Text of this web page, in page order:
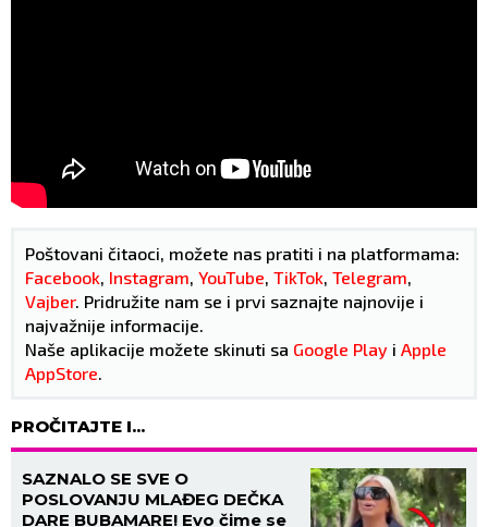
Poštovani čitaoci, možete nas pratiti i na platformama:
Facebook, Instagram, YouTube, TikTok, Telegram,
Vajber. Pridružite nam se i prvi saznajte najnovije i
najvažnije informacije.
Naše aplikacije možete skinuti sa Google Play i Apple
AppStore.
PROČITAJTE I...
SAZNALO SE SVE O
POSLOVANJU MLAĐEG DEČKA
DARE BUBAMARE! Evo čime se